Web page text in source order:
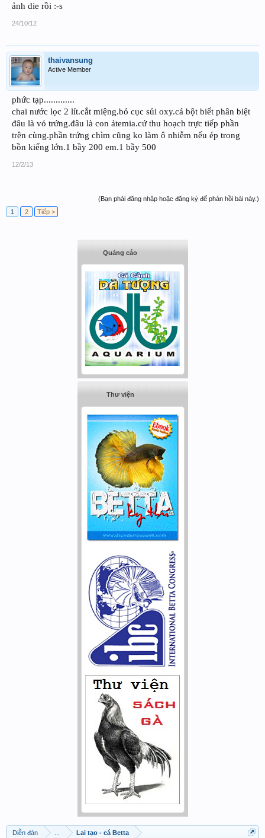
ảnh die rồi :-s
24/10/12
thaivansung
Active Member
phức tạp.............
chai nước lọc 2 lít.cắt miệng.bỏ cục sủi oxy.cá bột biết phân biệt
đâu là vỏ trứng.đâu là con ảtemia.cứ thu hoạch trực tiếp phần
trên cùng.phần trứng chìm cũng ko làm ô nhiễm nếu ép trong
bồn kiếng lớn.1 bầy 200 em.1 bầy 500
12/2/13
(Bạn phải đăng nhập hoặc đăng ký để phản hồi bài này.)
1
2 Tiếp >
Quảng cáo
Thư viện
Diễn đàn Lai tạo - cá Betta